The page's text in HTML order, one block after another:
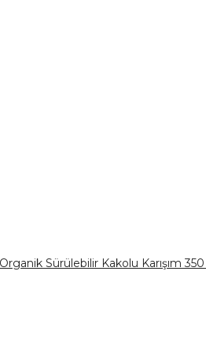
Sürülebilir Kakolu Karışım